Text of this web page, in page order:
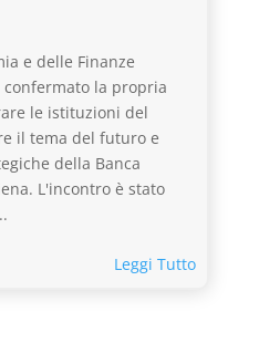
e delle Finanze
la propria
le istituzioni del
il tema del futuro e
della Banca
L'incontro è stato
Leggi Tutto